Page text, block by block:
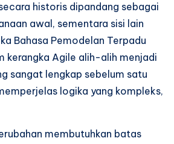
historis dipandang sebagai
awal, sementara sisi lain
Bahasa Pemodelan Terpadu
kerangka Agile alih-alih menjadi
sangat lengkap sebelum satu
logika yang kompleks,
membutuhkan batas